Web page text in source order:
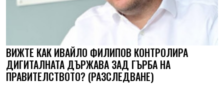
ВИЖТЕ КАК ИВАЙЛО ФИЛИПОВ КОНТРОЛИРА
ДИГИТАЛНАТА ДЪРЖАВА ЗАД ГЪРБА НА
ПРАВИТЕЛСТВОТО? (РАЗСЛЕДВАНЕ)